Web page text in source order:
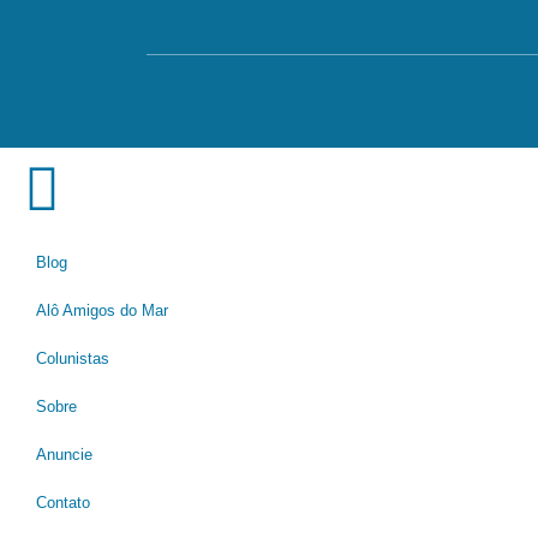
Blog
Alô Amigos do Mar
Colunistas
Sobre
Anuncie
Contato